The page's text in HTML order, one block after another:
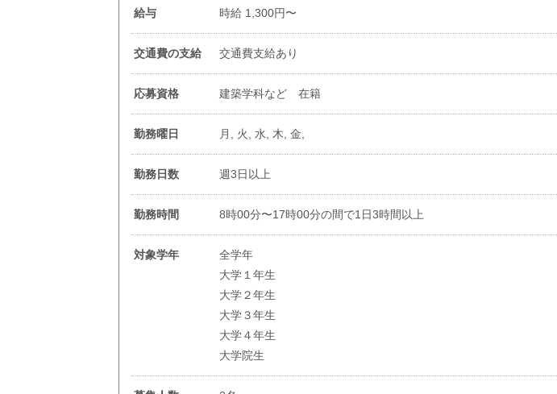
給与 時給 1,300円〜
交通費の支給 交通費支給あり
応募資格 建築学科など 在籍
勤務曜日 月, 火, 水, 木, 金,
勤務日数 週3日以上
勤務時間 8時00分〜17時00分の間で1日3時間以上
対象学年
全学年
大学１年生
大学２年生
大学３年生
大学４年生
大学院生